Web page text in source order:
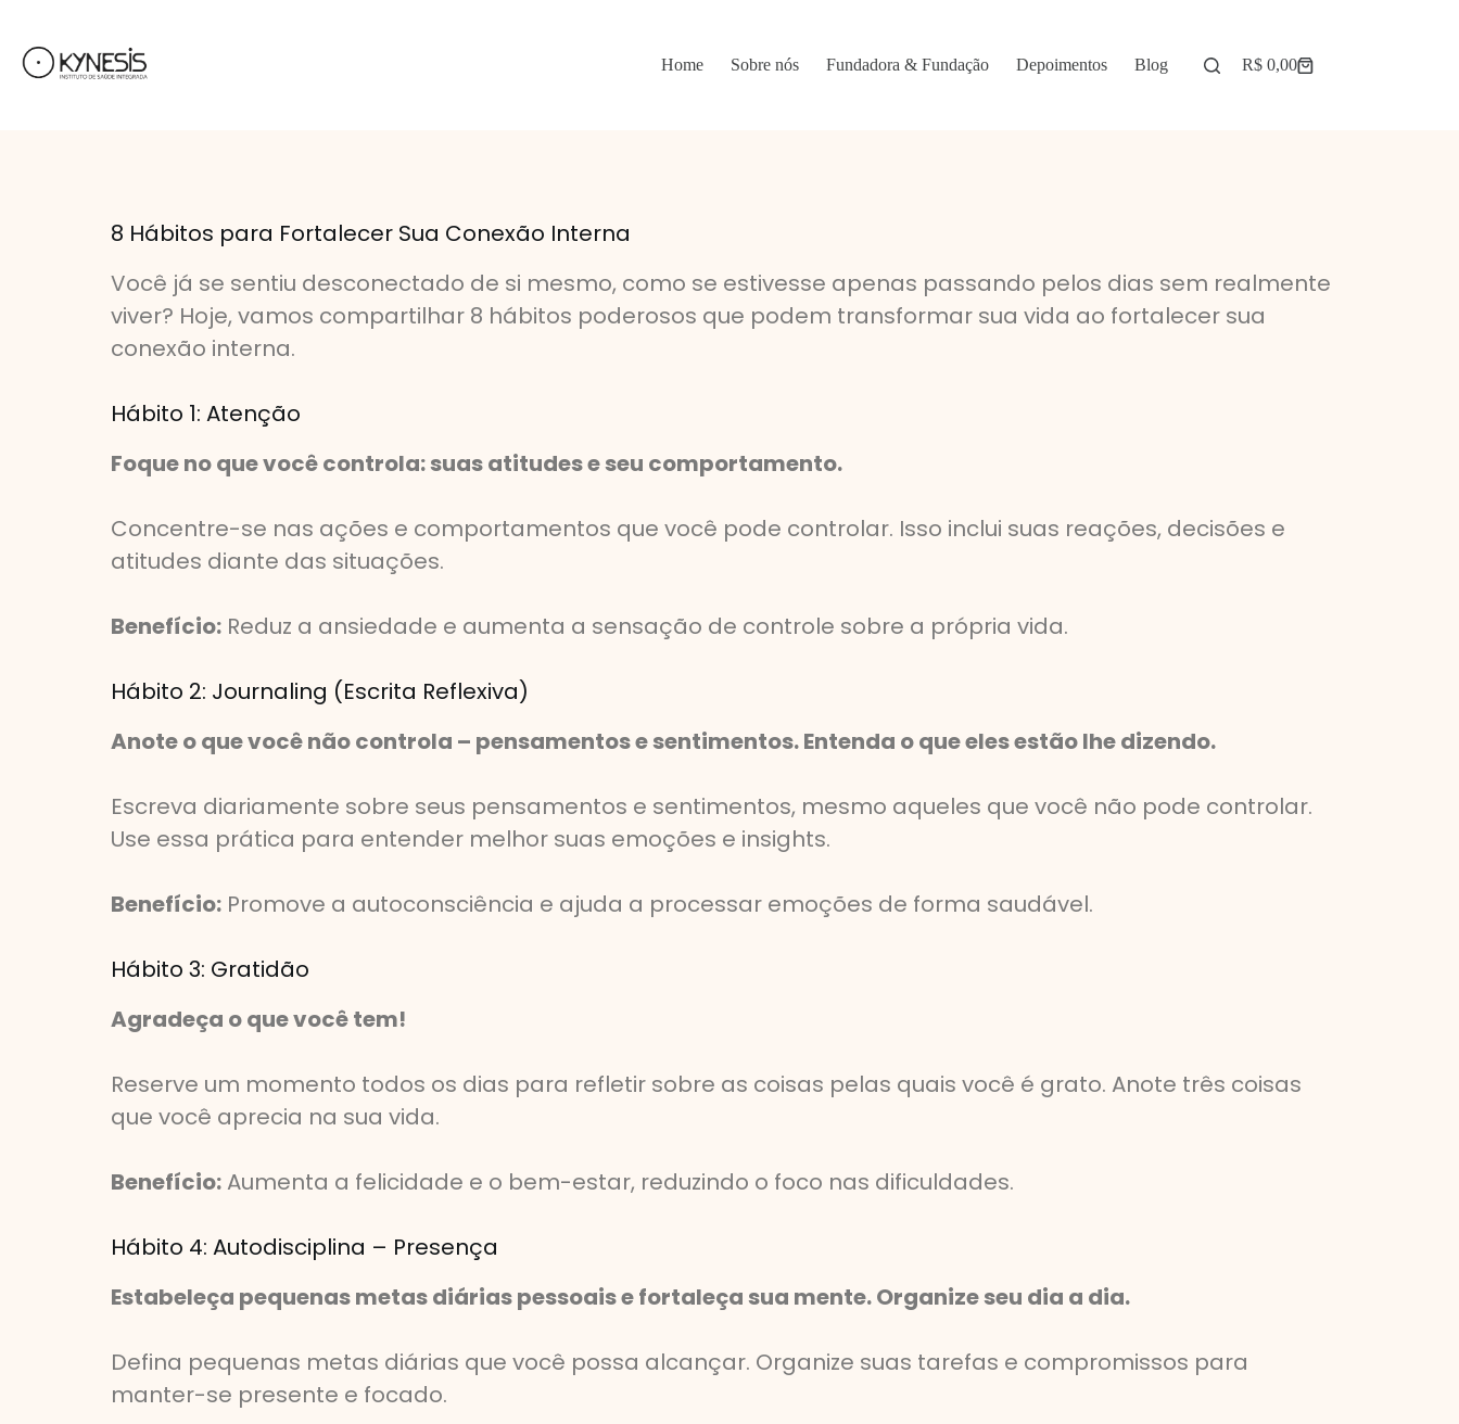
Home Sobre nós Fundadora & Fundação Depoimentos Blog R$0,00
8 Hábitos para Fortalecer Sua Conexão Interna
Você já se sentiu desconectado de si mesmo, como se estivesse apenas passando pelos dias sem realmente
viver? Hoje, vamos compartilhar 8 hábitos poderosos que podem transformar sua vida ao fortalecer sua
conexão interna.
Hábito 1: Atenção
Foque no que você controla: suas atitudes e seu comportamento.
Concentre-se nas ações e comportamentos que você pode controlar. Isso inclui suas reações, decisões e
atitudes diante das situações.
Benefício: Reduz a ansiedade e aumenta a sensação de controle sobre a própria vida.
Hábito 2: Journaling (Escrita Reflexiva)
Anote o que você não controla – pensamentos e sentimentos. Entenda o que eles estão lhe dizendo.
Escreva diariamente sobre seus pensamentos e sentimentos, mesmo aqueles que você não pode controlar.
Use essa prática para entender melhor suas emoções e insights.
Benefício: Promove a autoconsciência e ajuda a processar emoções de forma saudável.
Hábito 3: Gratidão
Agradeça o que você tem!
Reserve um momento todos os dias para refletir sobre as coisas pelas quais você é grato. Anote três coisas
que você aprecia na sua vida.
Benefício: Aumenta a felicidade e o bem-estar, reduzindo o foco nas dificuldades.
Hábito 4: Autodisciplina – Presença
Estabeleça pequenas metas diárias pessoais e fortaleça sua mente. Organize seu dia a dia.
Defina pequenas metas diárias que você possa alcançar. Organize suas tarefas e compromissos para
manter-se presente e focado.